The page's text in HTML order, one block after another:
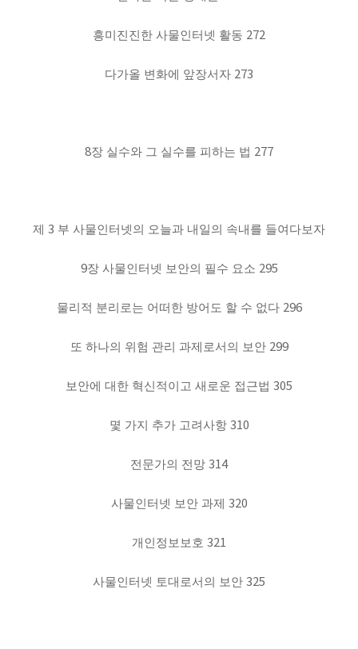
흥미진진한 사물인터넷 활동 272
다가올 변화에 앞장서자 273
8장 실수와 그 실수를 피하는 법 277
제 3 부 사물인터넷의 오늘과 내일의 속내를 들여다보자
9장 사물인터넷 보안의 필수 요소 295
물리적 분리로는 어떠한 방어도 할 수 없다 296
또 하나의 위험 관리 과제로서의 보안 299
보안에 대한 혁신적이고 새로운 접근법 305
몇 가지 추가 고려사항 310
전문가의 전망 314
사물인터넷 보안 과제 320
개인정보보호 321
사물인터넷 토대로서의 보안 325